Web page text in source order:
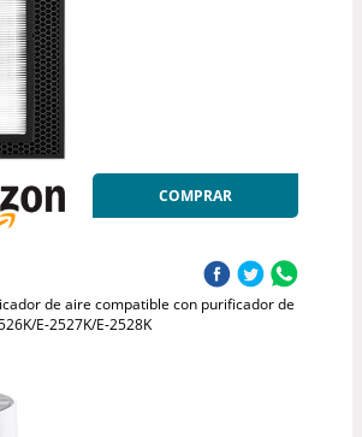
COMPRAR
de aire compatible con purificador de
E-2527K/E-2528K